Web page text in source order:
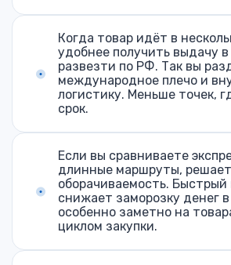
Когда товар идёт в
удобнее получить выдачу
развезти по РФ. Так вы
международное плечо и
логистику. Меньше точек,
срок.
Если вы сравниваете
длинные маршруты,
оборачиваемость. Быстрый
снижает заморозку денег
особенно заметно на
циклом закупки.